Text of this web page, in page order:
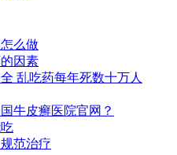
么做
因素
乱吃药每年死数十万人
牛皮癣医院官网？
范治疗